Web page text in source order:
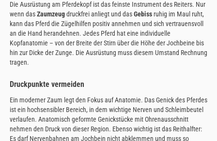
Die Ausrüstung am Pferdekopf ist das feinste Instrument des Reiters. Nur
wenn dasZaumzeugdruckfrei anliegt und dasGebiss ruhig im Maul ruht,
kann das Pferd die Zügelhilfen positiv annehmen und sich vertrauensvoll
an die Hand herandehnen. Jedes Pferd hat eine individuelle
Kopfanatomie – von der Breite der Stirn über die Höhe der Jochbeine bis
hin zur Dicke der Zunge. Die Ausrüstung muss diesem Umstand Rechnung
tragen.
Druckpunkte vermeiden
Ein moderner Zaum legt den Fokus auf Anatomie. Das Genick des Pferdes
ist ein hochsensibler Bereich, in dem wichtige Nerven und Schleimbeutel
verlaufen. Anatomisch geformte Genickstücke mit Ohrenausschnitt
nehmen den Druck von dieser Region. Ebenso wichtig ist das Reithalfter:
Es darf Nervenbahnen am Jochbein nicht abklemmen und muss so